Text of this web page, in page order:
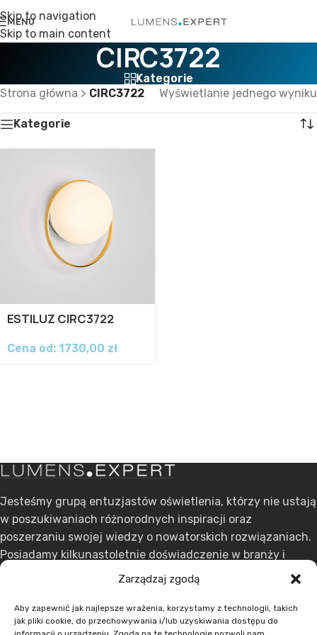
Zarządzaj zgodą
Aby zapewnić jak najlepsze wrażenia, korzystamy z technologii, takich
jak pliki cookie, do przechowywania i/lub uzyskiwania dostępu do
Skip to navigation
Skip to main content
MENU
CIRC3722
Kategorie
Strona główna > CIRC3722 Wyświetlanie jednego wyniku
Kategorie
ESTILUZ CIRC3722
Cena od: 1730,00 zł
Jesteśmy grupą entuzjastów oświetlenia, którzy nie ustają
w poszukiwaniach różnorodnych inspiracji oraz
poszerzaniu swojej wiedzy o nowatorskich rozwiązaniach.
Posiadamy kilkunastoletnie doświadczenie w branży i
stawiamy na ciągły rozwój.
ul. Dąbrowskiego 301, 60-406 Poznań
+48 608 636 580